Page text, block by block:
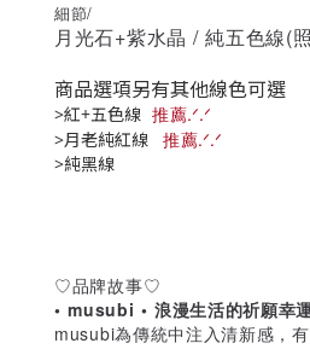
細節/
月光石+紫水晶 / 純五色線(
商品選項另有其他線色可選
>紅+五色線 推薦.ᐟ.ᐟ
>月老純紅線 推薦.ᐟ.ᐟ
>純黑線
♡品牌故事♡
• musubi • 浪漫生活的祈願幸
musubi為傳統中注入清新感，